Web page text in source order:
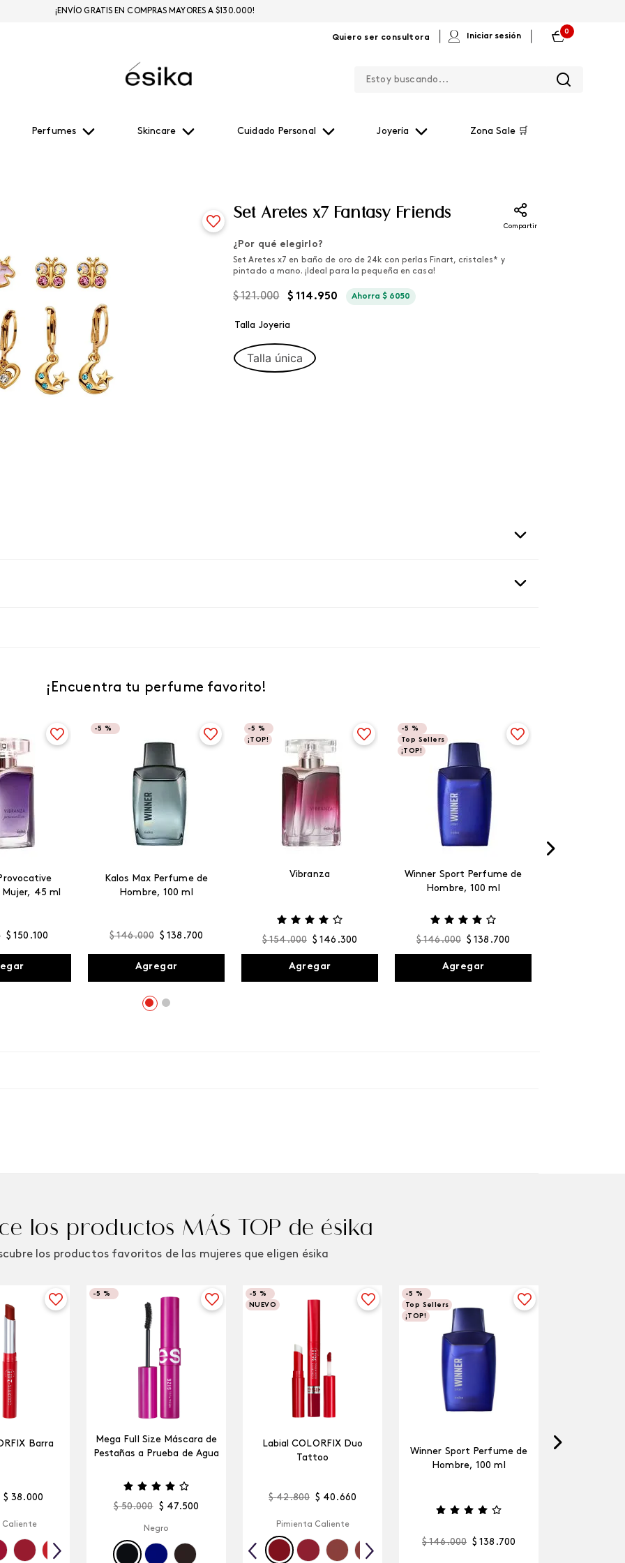
Quiero ser consultora Iniciar sesión
0
Perfumes Skincare Cuidado Personal Joyería Zona Sale 🛒
¡ENVÍO GRATIS EN COMPRAS MAYORES A $130.000!
Set Aretes x7 Fantasy Friends
Compartir
¿Por qué elegirlo?
Set Aretes x7 en baño de oro de 24k con perlas Finart, cristales* y
pintado a mano. ¡Ideal para la pequeña en casa!
$121.000 $ 114.950 Ahorra$ 6050
Talla Joyeria
Talla única
¡Encuentra tu perfume favorito!
45 ml
$ 150 .100
-5 %
Kalos Max Perfume de
Hombre, 100 ml
$ 146.000 $ 138 .700
Agregar
-5 %
¡TOP!
Vibranza
$ 154.000 $ 146 .300
Agregar
-5 %
Top Sellers
¡TOP!
Winner Sport Perfume de
Hombre, 100 ml
$ 146.000 $ 138 .700
Agregar
los productos MÁS TOP de ésika
los productos favoritos de las mujeres que eligen ésika
Barra
$ 38 .000
Caliente
-5 %
Mega Full Size Máscara de
Pestañas a Prueba de Agua
$ 50.000 $ 47.500
Negro
-5 %
NUEVO
Labial COLORFIX Duo
Tattoo
$ 42.800 $ 40 .660
Pimienta Caliente
-5 %
Top Sellers
¡TOP!
Winner Sport Perfume de
Hombre, 100 ml
$ 146.000 $ 138 .700